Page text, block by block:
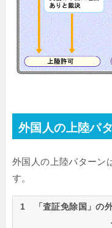
外国人の上陸パ
外国人の上陸パターン
す。
1 「査証免除国」の